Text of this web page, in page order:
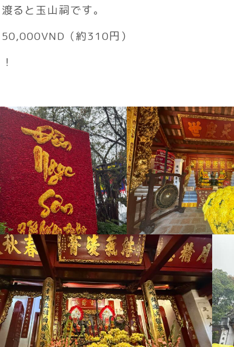
ると玉山祠です。
（約310円）